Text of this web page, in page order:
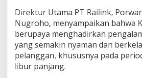
d
a
n
H
a
d
Direktur Utama PT Railink,
Nugroho, menyampaikan bahwa
berupaya menghadirkan
yang semakin nyaman dan
pelanggan, khususnya pada
libur panjang.